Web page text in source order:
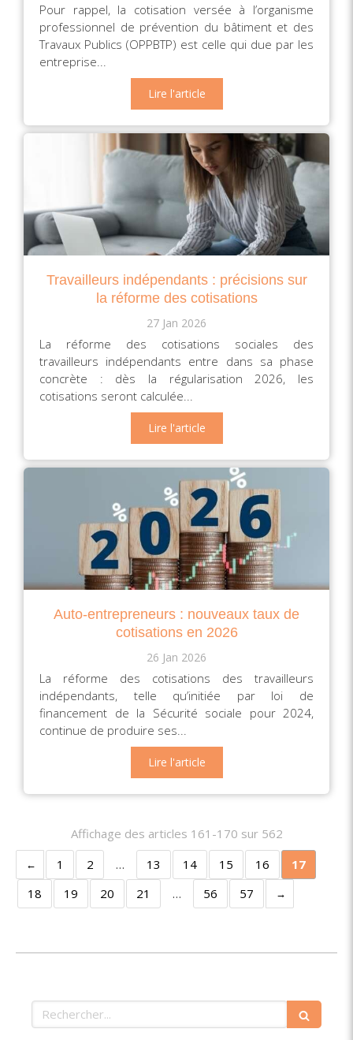
Pour rappel, la cotisation versée à l’organisme
professionnel de prévention du bâtiment et des
Travaux Publics (OPPBTP) est celle qui due par les
entreprise...
Lire l'article
Travailleurs indépendants : précisions sur
la réforme des cotisations
27 Jan 2026
La réforme des cotisations sociales des
travailleurs indépendants entre dans sa phase
concrète : dès la régularisation 2026, les
cotisations seront calculée...
Lire l'article
Auto-entrepreneurs : nouveaux taux de
cotisations en 2026
26 Jan 2026
La réforme des cotisations des travailleurs
indépendants, telle qu’initiée par loi de
financement de la Sécurité sociale pour 2024,
continue de produire ses...
Lire l'article
Affichage des articles 161-170 sur 562
1
2 … 13 14 15 16
17
18
19 20 21 … 56 57
Rechercher